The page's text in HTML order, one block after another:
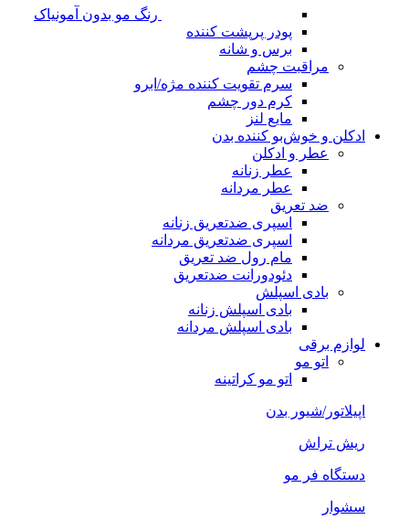
رنگ مو بدون آمونیاک
پودر پرپشت کننده
برس و شانه
مراقبت چشم
سرم تقویت کننده مژه/ابرو
کرم دور چشم
مایع لنز
ادکلن و خوش‌بو کننده بدن
عطر و ادکلن
عطر زنانه
عطر مردانه
ضد تعریق
اسپری ضدتعریق زنانه
اسپری ضدتعریق مردانه
مام رول ضد تعریق
دئودورانت ضدتعریق
بادی اسپلش
بادی اسپلش زنانه
بادی اسپلش مردانه
لوازم برقی
اتو مو
اتو مو کراتینه
اپیلاتور/شیور بدن
ریش تراش
دستگاه فر مو
سشوار